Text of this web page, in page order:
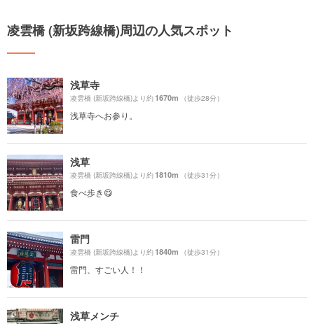
凌雲橋 (新坂跨線橋)周辺の人気スポット
浅草寺
凌雲橋 (新坂跨線橋)より約1670m （徒歩28分）
浅草寺へお参り。
浅草
凌雲橋 (新坂跨線橋)より約1810m （徒歩31分）
食べ歩き😋
雷門
凌雲橋 (新坂跨線橋)より約1840m （徒歩31分）
雷門、すごい人！！
浅草メンチ